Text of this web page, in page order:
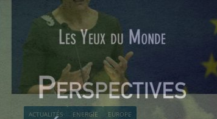
ACTUALITÉS ENERGIE
EUROPE